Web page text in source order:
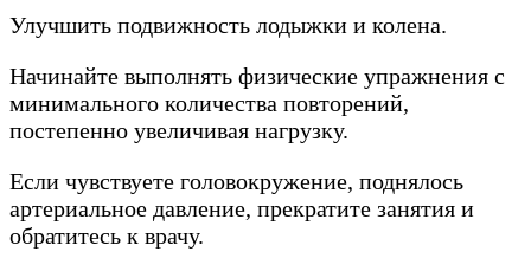
Улучшить подвижность лодыжки и колена.
Начинайте выполнять физические упражнения с
минимального количества повторений,
постепенно увеличивая нагрузку.
Если чувствуете головокружение, поднялось
артериальное давление, прекратите занятия и
обратитесь к врачу.